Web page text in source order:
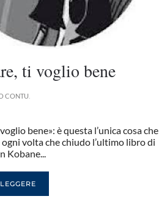
ti voglio bene
CONTU
bene»: è questa l’unica cosa che
volta che chiudo l’ultimo libro di
Kobane...